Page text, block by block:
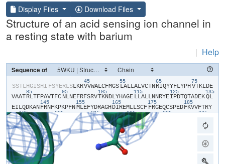
Display Files Download Files
Structure of an acid sensing ion channel in
a resting state with barium
| Help
Sequence of
​S​​S​​T​​L​​H​​G​​I​​S​​H​​I​ ​F​​S​​Y​​E​​R​​L​​S​​L​​K​​R​
45
​V​​V​​W​​A​​L​​C​​F​​M​​G​​S​
55
​L​​A​​L​​L​​A​​L​​V​​C​​T​​N​
65
​R​​I​​Q​​Y​​Y​​F​​L​​Y​​P​​H​
75
​V​​T​​K​​L​​D​​E​​
V​​A​​A​​T​
85
​R​​L​​T​​F​​P​​A​​V​​T​​F​​C​
95
​N​​L​​N​​E​​F​​R​​F​​S​​R​​V​
105
​T​​K​​N​​D​​L​​Y​​H​​A​​G​​E​
115
​L​​L​​A​​L​​L​​N​​N​​R​​Y​​E​
125
​I​​P​​D​​T​​Q​​T​​A​​D​​E​​K​
135
​Q​​L​​
E​​I​​L​​Q​​D​​K​​A​​N​
145
​F​​R​​N​​F​​K​​P​​K​​P​​F​​N​
155
​M​​L​​E​​F​​Y​​D​​R​​A​​G​​H​
165
​D​​I​​R​​E​​M​​L​​L​​S​​C​​F​
175
​F​​R​​G​​E​​Q​​C​​S​​P​​E​​D​
185
​F​​K​​V​​V​​F​​T​​R​​Y​
G​​K​
195
​C​​Y​ ​F​​N​​A​​G​ ​Q​​D​
205
​K​​P​ ​T​​M​​K​​G​​G​
215
​T​​G​ ​N​​G​​L​ ​E​​I​​M​​L​​D​
225
​I​​Q​ ​D​​E​​Y​​L​​P​​V​
235 245
Q​​I​​H​​S​​Q​​D​
255
​E​​P​​P​​L​ ​I​​D​ ​L​​G​​F​
265
​G​​V​​A​​P​​G​​F​​Q​​T​​F​​V​
275
​S​​C​​Q​​E​​Q​​R​​L​​I​​Y​​L​
285
​P​​P​​P​​W​ ​D​​T​
S​​I​​T​​A​​C​​R​​I​​D​​C​​E​
315
​T​​R​​Y​​L​​V​​E​
325
​D​​A​ ​P​
335
​Y​​C​​T​​P​​E​​Q​​Y​ ​E​​Y​
V​​C​​E​​M​
365
​P​​C​​N​​V​ ​T​​R​​Y​ ​G​​K​​E​
375
​A​
385
​S​​A​​K​ ​A​​K​​K​​Y​ ​L​
415
​N​
E​​T​​I​​E​​Q​​K​​K​​A​
425
​Y​​E​​V​ ​A​​G​
445